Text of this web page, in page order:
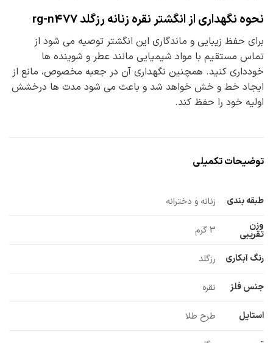
نحوه نگهداری از انگشتر نقره زنانه رزگلد rg-n477
برای حفظ زیبایی و ماندگاری این انگشتر توصیه می شود از
تماس مستقیم با مواد شیمیایی مانند عطر و شوینده ها
خودداری کنید. همچنین نگهداری آن در جعبه مخصوص، مانع از
ایجاد خط و خش خواهد شد و باعث می شود مدت ها درخشش
اولیه خود را حفظ کند.
توضیحات تکمیلی
طبقه بندی
زنانه و دخترانه
وزن
تقریبی 3 گرم
رنگ آبکاری رزگلد
جنس فلز نقره
استایل طرح طلا